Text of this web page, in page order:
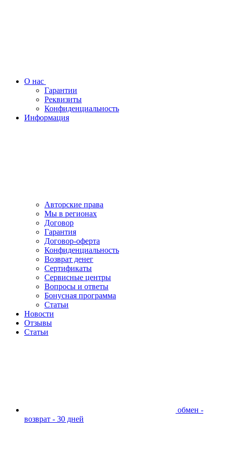
О нас
Гарантии
Реквизиты
Конфиденциальность
Информация
Авторские права
Мы в регионах
Договор
Гарантия
Договор-оферта
Конфиденциальность
Возврат денег
Сертификаты
Сервисные центры
Вопросы и ответы
Бонусная программа
Статьи
Новости
Отзывы
Статьи
обмен -
возврат - 30 дней